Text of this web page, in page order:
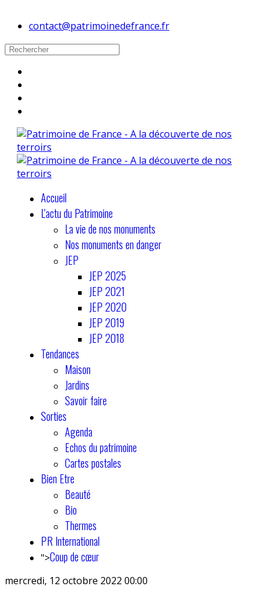
contact@patrimoinedefrance.fr
Accueil
L'actu du Patrimoine
La vie de nos monuments
Nos monuments en danger
JEP
JEP 2025
JEP 2021
JEP 2020
JEP 2019
JEP 2018
Tendances
Maison
Jardins
Savoir faire
Sorties
Agenda
Echos du patrimoine
Cartes postales
Bien Etre
Beauté
Bio
Thermes
PR International
">Coup de cœur
mercredi, 12 octobre 2022 00:00